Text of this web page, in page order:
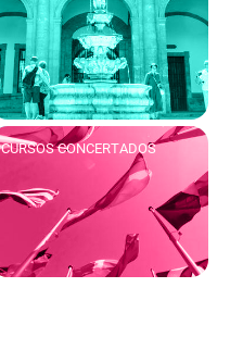
CURSOS CONCERTADOS